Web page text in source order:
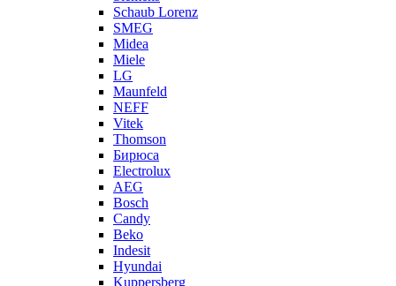
Schaub Lorenz
SMEG
Midea
Miele
LG
Maunfeld
NEFF
Vitek
Thomson
Бирюса
Electrolux
AEG
Bosch
Candy
Beko
Indesit
Hyundai
Kuppersberg